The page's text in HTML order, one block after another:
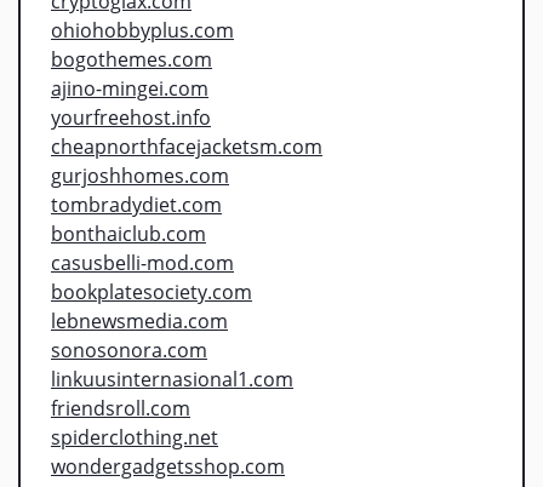
ohiohobbyplus.com
bogothemes.com
ajino-mingei.com
yourfreehost.info
cheapnorthfacejacketsm.com
gurjoshhomes.com
tombradydiet.com
bonthaiclub.com
casusbelli-mod.com
bookplatesociety.com
lebnewsmedia.com
sonosonora.com
linkuusinternasional1.com
friendsroll.com
spiderclothing.net
wondergadgetsshop.com